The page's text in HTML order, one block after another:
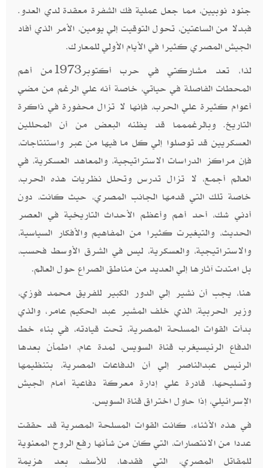
جنود نوبيين، مما جعل عملية فك الشفرة معقدة لدي العدو.
فبدلا من الساعتين، تحول التوقيت إلي يومين، الأمر الذي أفاد
الجيش المصري كثيرا في الأيام الأولي للمعارك.
لذا، تعد مشاركتي في حرب أكتوبر1973من أهم
المحطات الفاصلة في حياتي، خاصة أنه علي الرغم من مضي
أعوام كثيرة علي الحرب، فإنها لا تزال محفورة في ذاكرة
التاريخ. وبالرغممما قد يظنه البعض من أن المحللين
العسكريين قد توصلوا إلي كل ما فيها من عبر واستنتاجات،
فإن مراكز الدراسات الاستراتيجية، والمعاهد العسكرية، في
العالم أجمع، لا تزال تدرس وتحلل نظريات هذه الحرب،
خاصة تلك التي قدمها الجانب المصري، حيث كانت، دون
أدني شك، أحد أهم وأعظم الأحداث التاريخية في العصر
الحديث، والتيغيرت كثيرا من المفاهيم والأفكار السياسية،
والاستراتيجية، والعسكرية، ليس في الشرق الأوسط فحسب،
بل امتدت آثارها إلي العديد من مناطق الصراع حول العالم.
هنا، يجب أن نشير إلي الدور الكبير للفريق محمد فوزي،
وزير الحربية، الذي خلف المشير عبد الحكيم عامر، والذي
بدأت القوات المسلحة المصرية، تحت قيادته، في بناء خط
الدفاع الرئيسيغرب قناة السويس، لمدة عام، اطمأن بعدها
الرئيس عبدالناصر إلي أن الدفاعات المصرية، بتنظيمها
وتسليحها، قادرة علي إدارة معركة دفاعية أمام الجيش
الإسرائيلي، إذا حاول اختراق قناة السويس.
في هذه الأثناء، كانت القوات المسلحة المصرية قد حققت
عددا من الانتصارات، التي كان من شأنها رفع الروح المعنوية
للمقاتل المصري، التي فقدها، للأسف، بعد هزيمة